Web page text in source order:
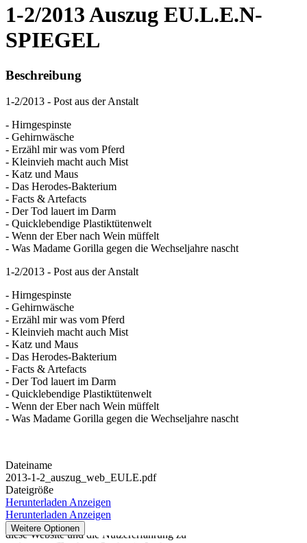
1-2/2013 Auszug EU.L.E.N-
SPIEGEL
Beschreibung
1-2/2013 - Post aus der Anstalt
- Hirngespinste
- Gehirnwäsche
- Erzähl mir was vom Pferd
- Kleinvieh macht auch Mist
- Katz und Maus
- Das Herodes-Bakterium
- Facts & Artefacts
- Der Tod lauert im Darm
- Quicklebendige Plastiktütenwelt
- Wenn der Eber nach Wein müffelt
- Was Madame Gorilla gegen die Wechseljahre nascht
1-2/2013 - Post aus der Anstalt
- Hirngespinste
- Gehirnwäsche
- Erzähl mir was vom Pferd
- Kleinvieh macht auch Mist
- Katz und Maus
- Das Herodes-Bakterium
- Facts & Artefacts
- Der Tod lauert im Darm
- Quicklebendige Plastiktütenwelt
- Wenn der Eber nach Wein müffelt
- Was Madame Gorilla gegen die Wechseljahre nascht
Dateiname
2013-1-2_auszug_web_EULE.pdf
Dateigröße
HerunterladenAnzeigen
HerunterladenAnzeigen
Weitere Optionen